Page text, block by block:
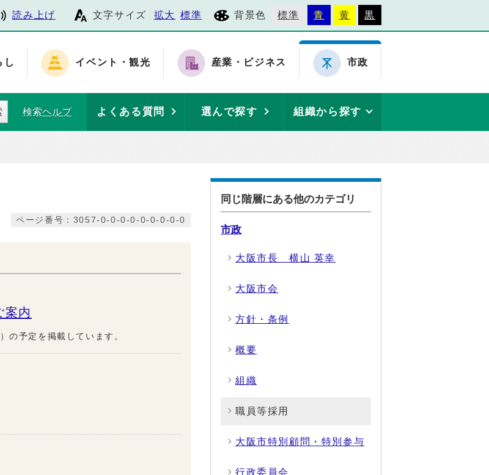
読み上げ 文字サイズ 拡大 標準 背景色 標準 青 黄 黒
し イベント・観光 産業・ビジネス 市政
検索ヘルプ よくある質問 選んで探す 組織から探す
ページ番号：3057-0-0-0-0-0-0-0-0-0
案内
の予定を掲載しています。
同じ階層にある他のカテゴリ
市政
大阪市長 横山 英幸
大阪市会
方針・条例
概要
組織
職員等採用
大阪市特別顧問・特別参与
行政委員会